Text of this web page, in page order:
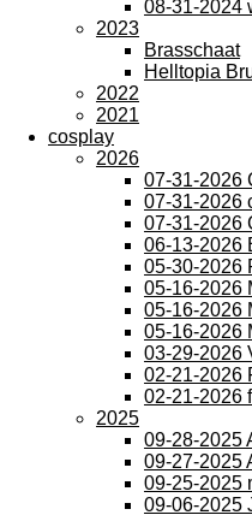
08-31-2024
2023
Brasschaat
Helltopia
2022
2021
cosplay
2026
07-31-2026
07-31-2026
07-31-2026
06-13-2026
05-30-2026
05-16-2026
05-16-2026
05-16-2026
03-29-2026
02-21-2026
02-21-2026
2025
09-28-2025
09-27-2025
09-25-2025
09-06-2025